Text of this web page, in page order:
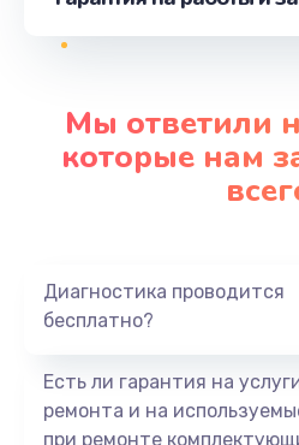
Мы ответили
которые нам
Диагностика проводится
бесплатно?
Есть ли гарантия на
ремонта и на
при ремонте